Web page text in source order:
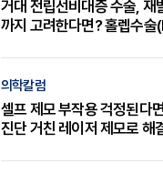
거대 전립선비대증 수술, 재
까지 고려한다면? 홀렙수
의학칼럼
셀프 제모 부작용 걱정된다
진단 거친 레이저 제모로 해